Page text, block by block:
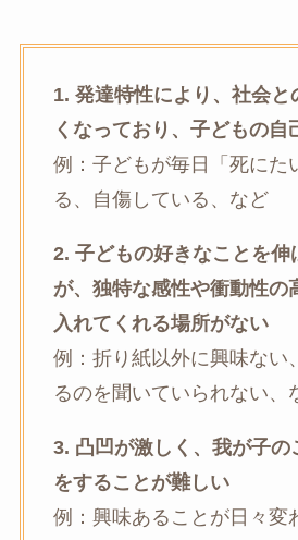
1. 発達特性により、社会と
くなっており、子どもの自
例：子どもが毎日「死にた
る、自傷している、など
2. 子どもの好きなことを伸
が、独特な感性や衝動性の
入れてくれる場所がない
例：折り紙以外に興味ない
るのを聞いていられない、
3. 凸凹が激しく、我が子の
をすることが難しい
例：興味あることが日々変